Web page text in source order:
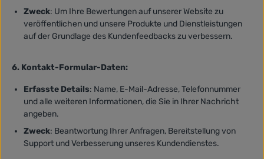
Zweck: Um Ihre Bewertungen auf unserer Website zu
veröffentlichen und unsere Produkte und Dienstleistungen
auf der Grundlage des Kundenfeedbacks zu verbessern.
6. Kontakt-Formular-Daten:
Erfasste Details: Name, E-Mail-Adresse, Telefonnummer
und alle weiteren Informationen, die Sie in Ihrer Nachricht
angeben.
Zweck: Beantwortung Ihrer Anfragen, Bereitstellung von
Support und Verbesserung unseres Kundendienstes.